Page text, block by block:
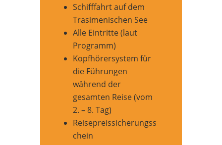
Schifffahrt auf dem
Trasimenischen See
Alle Eintritte (laut
Programm)
Kopfhörersystem für
die Führungen
während der
gesamten Reise (vom
2. – 8. Tag)
Reisepreissicherungss
chein